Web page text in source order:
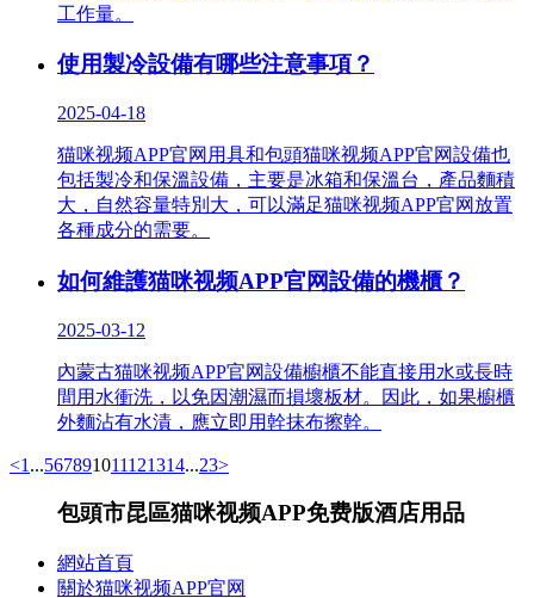
工作量。
使用製冷設備有哪些注意事項？
2025-04-18
猫咪视频APP官网用具和包頭猫咪视频APP官网設備也
包括製冷和保溫設備，主要是冰箱和保溫台，產品麵積
大，自然容量特別大，可以滿足猫咪视频APP官网放置
各種成分的需要。
如何維護猫咪视频APP官网設備的機櫃？
2025-03-12
內蒙古猫咪视频APP官网設備櫥櫃不能直接用水或長時
間用水衝洗，以免因潮濕而損壞板材。因此，如果櫥櫃
外麵沾有水漬，應立即用幹抹布擦幹。
<1 ...567891011121314...23>
包頭市昆區猫咪视频APP免费版酒店用品
網站首頁
關於猫咪视频APP官网